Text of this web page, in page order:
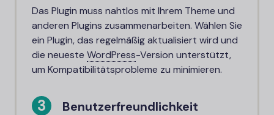
Das Plugin muss nahtlos mit Ihrem Theme und
anderen Plugins zusammenarbeiten. Wählen Sie
ein Plugin, das regelmäßig aktualisiert wird und
die neueste WordPress-Version unterstützt,
um Kompatibilitätsprobleme zu minimieren.
Benutzerfreundlichkeit